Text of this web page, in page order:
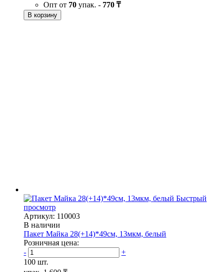
Опт от 70 упак. - 770 ₸
В корзину
Быстрый
просмотр
Артикул: 110003
В наличии
Пакет Майка 28(+14)*49см, 13мкм, белый
Розничная цена:
-
+
100 шт.